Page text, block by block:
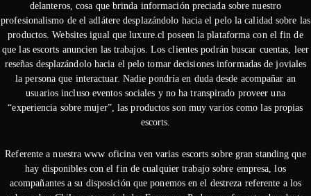
delanteros, cosa que brinda información preciada sobre nuestro
profesionalismo de el adlátere desplazándolo hacia el pelo la calidad sobre las
productos.Websites igual que luxure.cl poseen la plataforma con el fin de
que las escorts anuncien las trabajos. Los clientes podrán buscar cuentas, leer
reseñas desplazándolo hacia el pelo tomar decisiones informadas de joviales
la persona que interactuar. Nadie pondrí­a en duda desde acompañar an
usuarios incluso eventos sociales y no ha transpirado proveer una
“experiencia sobre mujer”, las productos son muy varios como las propias
escorts.
Referente a nuestra www oficina ven varias escorts sobre gran standing que
hay disponibles con el fin de cualquier trabajo sobre empresa, los
acompañantes a su disposición que ponemos en el destreza referente a los